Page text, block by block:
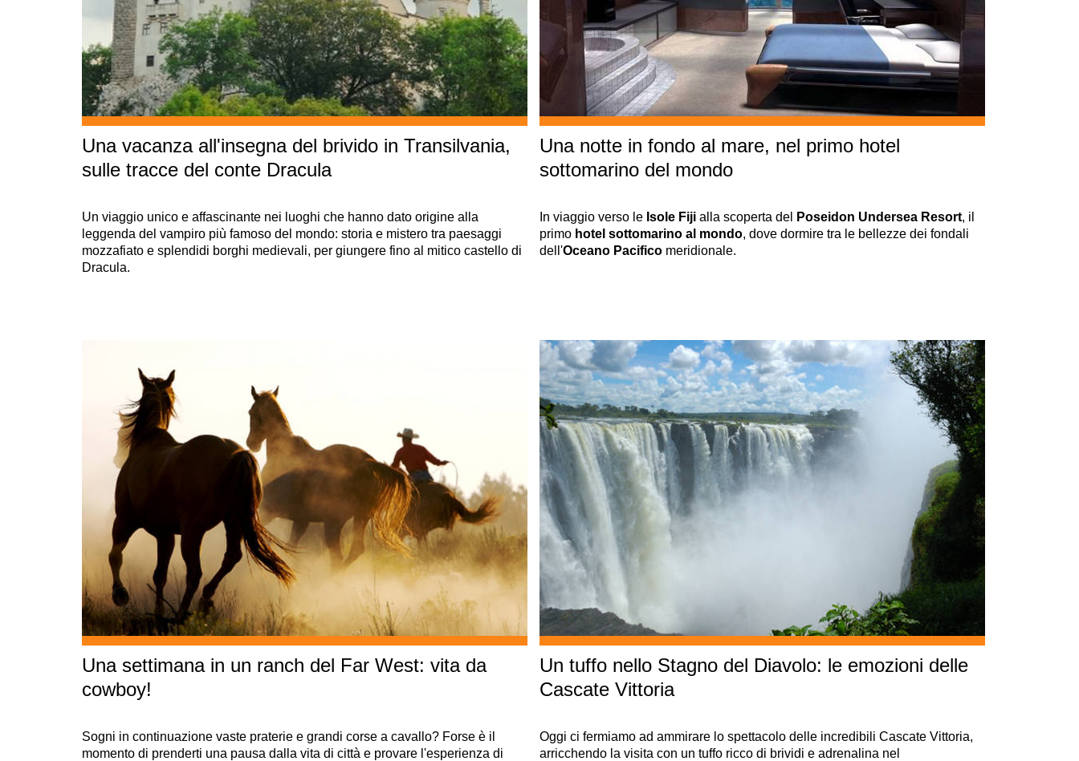
Una vacanza all'insegna del brivido in Transilvania,
sulle tracce del conte Dracula
Un viaggio unico e affascinante nei luoghi che hanno dato origine alla
leggenda del vampiro più famoso del mondo: storia e mistero tra paesaggi
mozzafiato e splendidi borghi medievali, per giungere fino al mitico castello di
Dracula.
Una notte in fondo al mare, nel primo hotel
sottomarino del mondo
In viaggio verso le Isole Fiji alla scoperta del Poseidon Undersea Resort, il
primo hotel sottomarino al mondo, dove dormire tra le bellezze dei fondali
dell'Oceano Pacifico meridionale.
Una settimana in un ranch del Far West: vita da
cowboy!
Sogni in continuazione vaste praterie e grandi corse a cavallo? Forse è il
momento di prenderti una pausa dalla vita di città e provare l'esperienza di
Un tuffo nello Stagno del Diavolo: le emozioni delle
Cascate Vittoria
Oggi ci fermiamo ad ammirare lo spettacolo delle incredibili Cascate Vittoria,
arricchendo la visita con un tuffo ricco di brividi e adrenalina nel